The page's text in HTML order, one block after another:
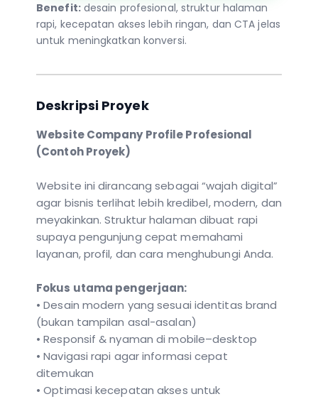
Benefit:desain profesional, struktur halaman
rapi, kecepatan akses lebih ringan, dan CTA jelas
untuk meningkatkan konversi.
Deskripsi Proyek
Website Company Profile Profesional
(Contoh Proyek)
Website ini dirancang sebagai “wajah digital”
agar bisnis terlihat lebih kredibel, modern, dan
meyakinkan. Struktur halaman dibuat rapi
supaya pengunjung cepat memahami
layanan, profil, dan cara menghubungi Anda.
Fokus utama pengerjaan:
• Desain modern yang sesuai identitas brand
(bukan tampilan asal-asalan)
• Responsif & nyaman di mobile–desktop
• Navigasi rapi agar informasi cepat
ditemukan
• Optimasi kecepatan akses untuk